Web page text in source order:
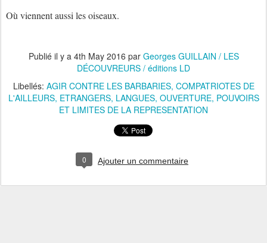
Où viennent aussi les oiseaux.
Publié il y a 4th May 2016 par Georges GUILLAIN / LES
DÉCOUVREURS / éditions LD
Libellés: AGIR CONTRE LES BARBARIES COMPATRIOTES DE
L'AILLEURS ETRANGERS LANGUES OUVERTURE POUVOIRS
ET LIMITES DE LA REPRESENTATION
0 Ajouter un commentaire